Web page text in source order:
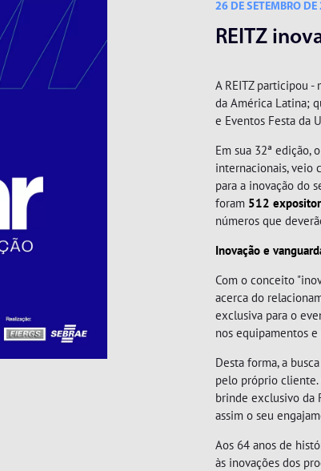
26 DE SETEMBRO
REITZ
A REITZ participou -
da América Latina;
e Eventos Festa da
Em sua 32ª edição,
internacionais, veio
para a inovação do
foram 512
números que
Inovação e
Com o conceito
acerca do
exclusiva para o
nos equipamentos
Desta forma, a
pelo próprio cliente.
brinde exclusivo da
assim o seu
Aos 64 anos de
às inovações dos